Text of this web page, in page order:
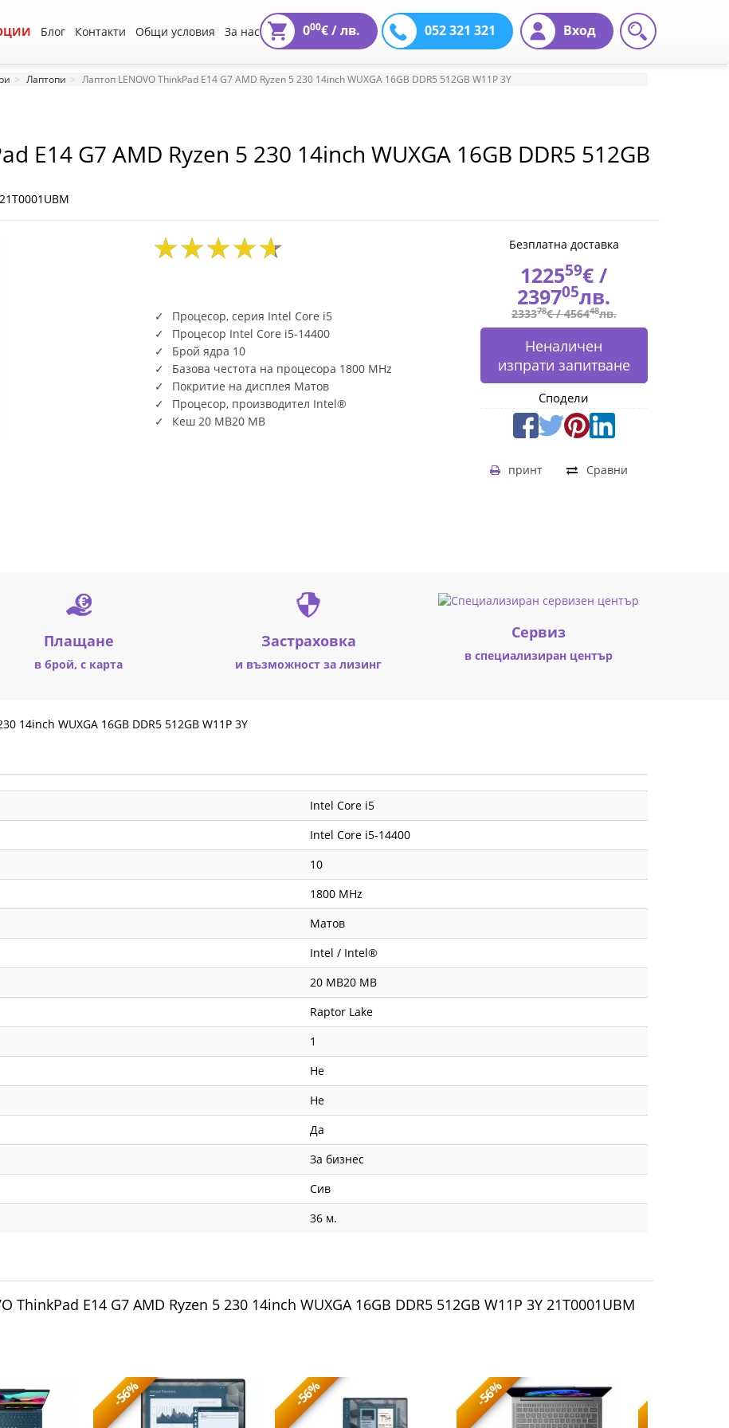
Блог Контакти Общи условия За нас Вход
052 321 321
000€ /лв.
Лаптопи Лаптоп LENOVO ThinkPad E14 G7 AMD Ryzen 5 230 14inch WUXGA 16GB DDR5 512GB W11P 3Y
E14 G7 AMD Ryzen 5 230 14inch WUXGA 16GB DDR5 512GB
Процесор, серия Intel Core i5
Процесор Intel Core i5-14400
Брой ядра 10
Базова честота на процесора 1800 MHz
Покритие на дисплея Матов
Процесор, производител Intel®
Кеш 20 MB20 MB
Безплатна доставка
122559€ /
239705лв.
233378€ /456448лв.
Неналичен
изпрати запитване
Сподели
Сравни
принт
Плащане
в брой, с карта
Застраховка
и възможност за лизинг
Cервиз
в специализиран център
14inch WUXGA 16GB DDR5 512GB W11P 3Y
Intel Core i5
Intel Core i5-14400
10
1800 MHz
Матов
Intel / Intel®
20 MB20 MB
Raptor Lake
1
Не
Не
Да
За бизнес
Сив
36 м.
E14 G7 AMD Ryzen 5 230 14inch WUXGA 16GB DDR5 512GB W11P 3Y 21T0001UBM
-56% -56% -56%